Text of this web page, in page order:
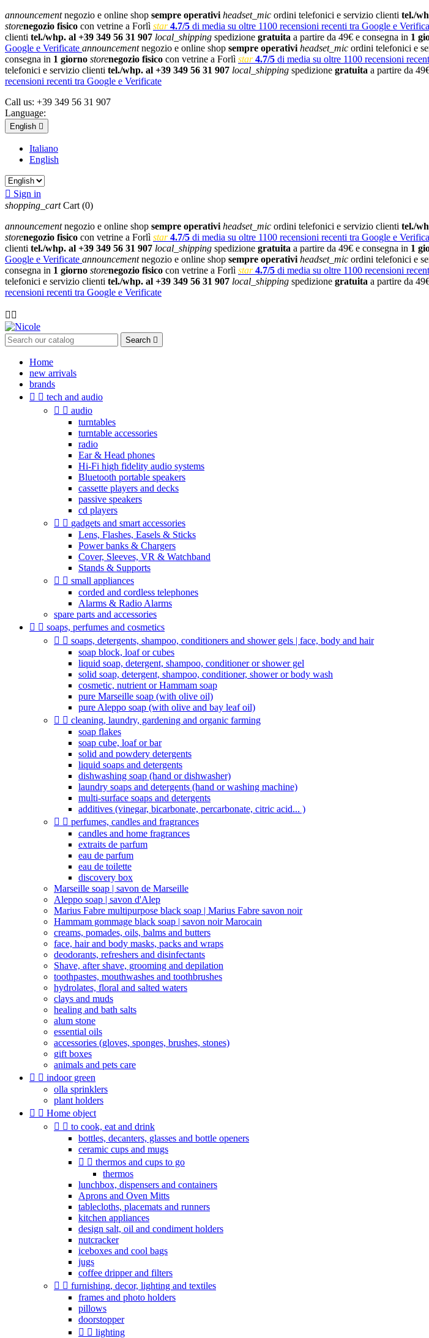
announcementnegozio e online shop sempre operativi headset_mic ordini telefonici e servizio clienti tel./
storenegozio fisico con vetrine a Forlì star 4.7/5 di media su oltre 1100 recensioni recenti tra Google e
clienti tel./whp. al +39 349 56 31 907 local_shipping spedizione gratuita a partire da 49€ e consegna in 1
Google e Verificate announcementnegozio e online shop sempre operativi headset_mic ordini telefonici e
consegna in 1 giorno storenegozio fisico con vetrine a Forlì star 4.7/5 di media su oltre 1100 recensioni
telefonici e servizio clienti tel./whp. al +39 349 56 31 907 local_shipping spedizione gratuita a partire da
recensioni recenti tra Google e Verificate
Call us: +39 349 56 31 907
Language:
English 
Italiano
English
 Sign in
shopping_cart Cart (0)
announcementnegozio e online shop sempre operativi headset_mic ordini telefonici e servizio clienti tel./
storenegozio fisico con vetrine a Forlì star 4.7/5 di media su oltre 1100 recensioni recenti tra Google e
clienti tel./whp. al +39 349 56 31 907 local_shipping spedizione gratuita a partire da 49€ e consegna in 1
Google e Verificate announcementnegozio e online shop sempre operativi headset_mic ordini telefonici e
consegna in 1 giorno storenegozio fisico con vetrine a Forlì star 4.7/5 di media su oltre 1100 recensioni
telefonici e servizio clienti tel./whp. al +39 349 56 31 907 local_shipping spedizione gratuita a partire da
recensioni recenti tra Google e Verificate

Search 
Home
new arrivals
brands
  tech and audio
  audio
turntables
turntable accessories
radio
Ear & Head phones
Hi-Fi high fidelity audio systems
Bluetooth portable speakers
cassette players and decks
passive speakers
cd players
  gadgets and smart accessories
Lens, Flashes, Easels & Sticks
Power banks & Chargers
Cover, Sleeves, VR & Watchband
Stands & Supports
  small appliances
corded and cordless telephones
Alarms & Radio Alarms
spare parts and accessories
  soaps, perfumes and cosmetics
  soaps, detergents, shampoo, conditioners and shower gels | face, body and hair
soap block, loaf or cubes
liquid soap, detergent, shampoo, conditioner or shower gel
solid soap, detergent, shampoo, conditioner, shower or body wash
cosmetic, nutrient or Hammam soap
pure Marseille soap (with olive oil)
pure Aleppo soap (with olive and bay leaf oil)
  cleaning, laundry, gardening and organic farming
soap flakes
soap cube, loaf or bar
solid and powdery detergents
liquid soaps and detergents
dishwashing soap (hand or dishwasher)
laundry soaps and detergents (hand or washing machine)
multi-surface soaps and detergents
additives (vinegar, bicarbonate, percarbonate, citric acid... )
  perfumes, candles and fragrances
candles and home fragrances
extraits de parfum
eau de parfum
eau de toilette
discovery box
Marseille soap | savon de Marseille
Aleppo soap | savon d'Alep
Marius Fabre multipurpose black soap | Marius Fabre savon noir
Hammam gommage black soap | savon noir Marocain
creams, pomades, oils, balms and butters
face, hair and body masks, packs and wraps
deodorants, refreshers and disinfectants
Shave, after shave, grooming and depilation
toothpastes, mouthwashes and toothbrushes
hydrolates, floral and salted waters
clays and muds
healing and bath salts
alum stone
essential oils
accessories (gloves, sponges, brushes, stones)
gift boxes
animals and pets care
  indoor green
olla sprinklers
plant holders
  Home object
  to cook, eat and drink
bottles, decanters, glasses and bottle openers
ceramic cups and mugs
  thermos and cups to go
thermos
lunchbox, dispensers and containers
Aprons and Oven Mitts
tablecloths, placemats and runners
kitchen appliances
design salt, oil and condiment holders
nutcracker
iceboxes and cool bags
jugs
coffee dripper and filters
  furnishing, decor, lighting and textiles
frames and photo holders
pillows
doorstopper
  lighting